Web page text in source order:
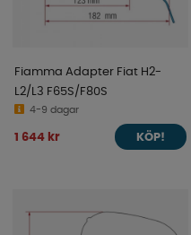
Fiamma Adapter Fiat H2-
L2/L3 F65S/F80S
4-9 dagar
1 644 kr KÖP!